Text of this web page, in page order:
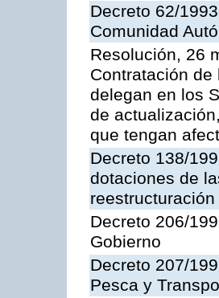
Decreto 62/
Comunidad
Resolución, 26
Contratación
delegan en los
de
que tengan
Decreto 138/
dotaciones de
Decreto 206/
Gobierno
Decreto 207/
Pesca y